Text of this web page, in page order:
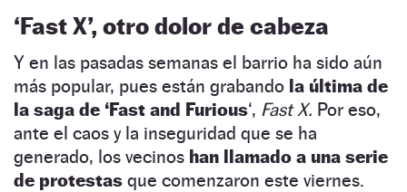
‘Fast X’, otro dolor de cabeza
Y en las pasadas semanas el barrio ha sido aún
más popular, pues están grabando la última de
la saga de ‘Fast and Furious‘, Fast X. Por eso,
ante el caos y la inseguridad que se ha
generado, los vecinos han llamado a una serie
de protestas que comenzaron este viernes.